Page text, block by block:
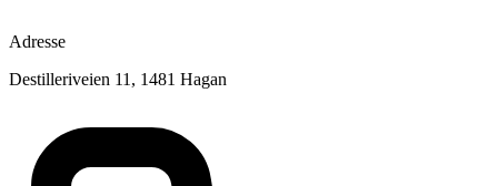
Adresse
Destilleriveien 11, 1481 Hagan